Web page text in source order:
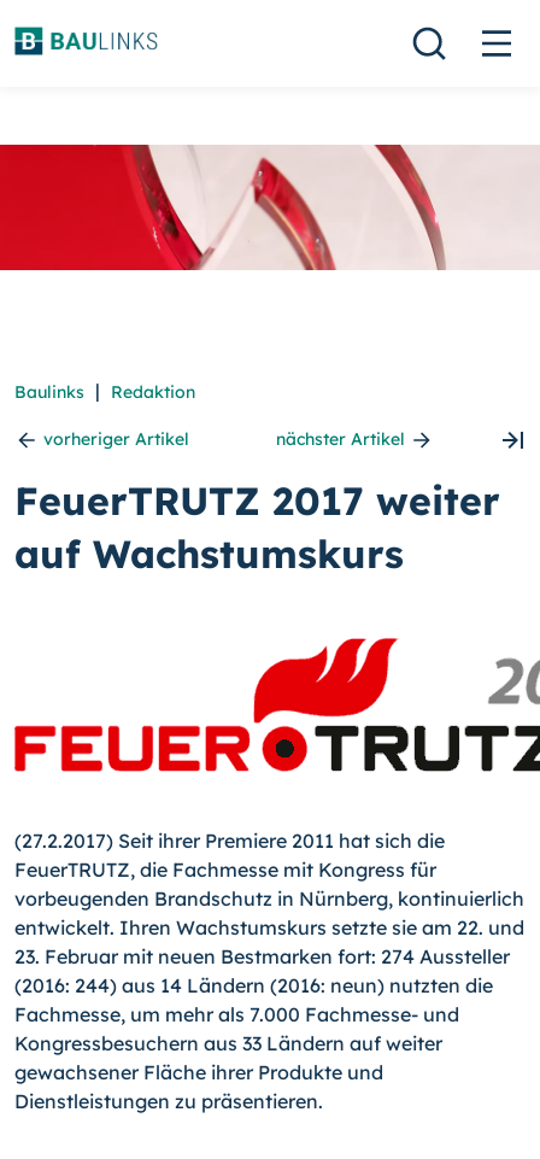
Baulinks | Redaktion
vorheriger Artikel nächster Artikel
FeuerTRUTZ 2017 weiter
auf Wachstumskurs
(27.2.2017) Seit ihrer Premiere 2011 hat sich die
FeuerTRUTZ, die Fachmesse mit Kongress für
vorbeugenden Brandschutz in Nürnberg, kontinuierlich
entwickelt. Ihren Wachstumskurs setzte sie am 22. und
23. Februar mit neuen Bestmarken fort: 274 Aussteller
(2016: 244) aus 14 Ländern (2016: neun) nutzten die
Fachmesse, um mehr als 7.000 Fachmesse- und
Kongressbesuchern aus 33 Ländern auf weiter
gewachsener Fläche ihrer Produkte und
Dienstleistungen zu präsentieren.